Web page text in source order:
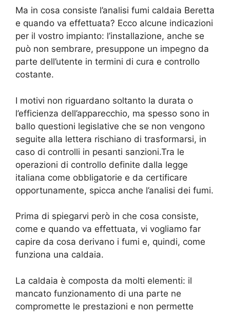
Ma in cosa consiste l’analisi fumi caldaia Beretta
e quando va effettuata? Ecco alcune indicazioni
per il vostro impianto: l’installazione, anche se
può non sembrare, presuppone un impegno da
parte dell’utente in termini di cura e controllo
costante.
I motivi non riguardano soltanto la durata o
l’efficienza dell’apparecchio, ma spesso sono in
ballo questioni legislative che se non vengono
seguite alla lettera rischiano di trasformarsi, in
caso di controlli in pesanti sanzioni.Tra le
operazioni di controllo definite dalla legge
italiana come obbligatorie e da certificare
opportunamente, spicca anche l’analisi dei fumi.
Prima di spiegarvi però in che cosa consiste,
come e quando va effettuata, vi vogliamo far
capire da cosa derivano i fumi e, quindi, come
funziona una caldaia.
La caldaia è composta da molti elementi: il
mancato funzionamento di una parte ne
compromette le prestazioni e non permette